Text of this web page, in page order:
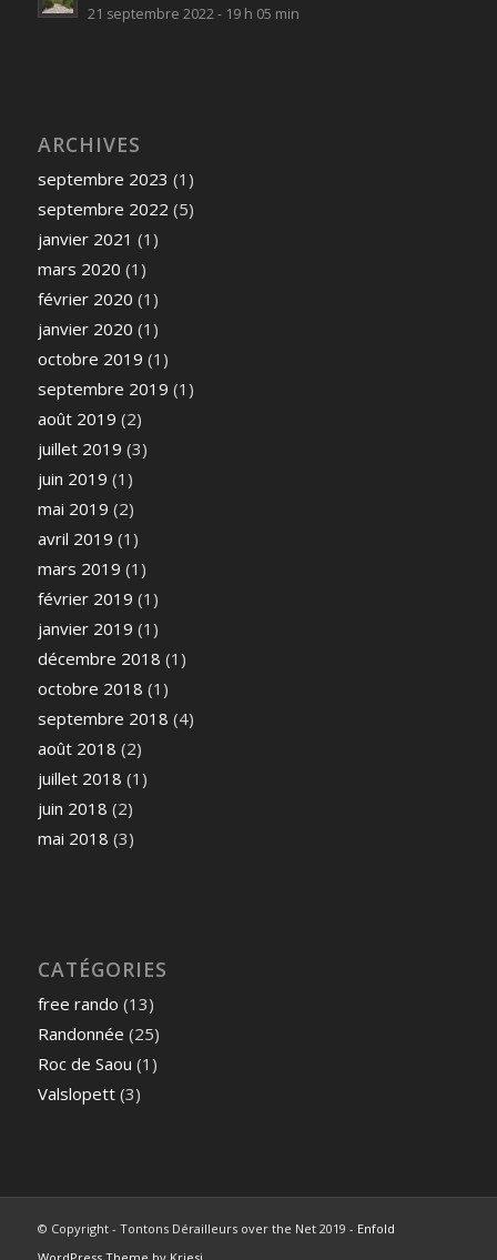
21 septembre 2022 - 19 h 05 min
ARCHIVES
septembre 2023 (1)
septembre 2022 (5)
janvier 2021 (1)
mars 2020 (1)
février 2020 (1)
janvier 2020 (1)
octobre 2019 (1)
septembre 2019 (1)
août 2019 (2)
juillet 2019 (3)
juin 2019 (1)
mai 2019 (2)
avril 2019 (1)
mars 2019 (1)
février 2019 (1)
janvier 2019 (1)
décembre 2018 (1)
octobre 2018 (1)
septembre 2018 (4)
août 2018 (2)
juillet 2018 (1)
juin 2018 (2)
mai 2018 (3)
CATÉGORIES
free rando (13)
Randonnée (25)
Roc de Saou (1)
Valslopett(3)
© Copyright - Tontons Dérailleurs over the Net 2019 - Enfold